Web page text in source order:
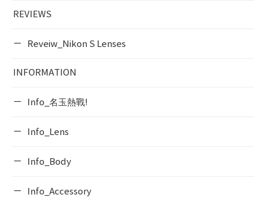
REVIEWS
Reveiw_Nikon S Lenses
INFORMATION
Info_名玉熱戰!
Info_Lens
Info_Body
Info_Accessory